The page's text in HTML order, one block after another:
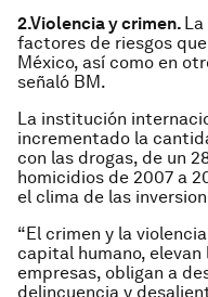
2.Violencia y crimen.
factores de riesgos
México, así como en
señaló BM.
La institución
incrementado la
con las drogas, de un
homicidios de 2007 a
el clima de las
“El crimen y la
capital humano,
empresas, obligan a
delincuencia y